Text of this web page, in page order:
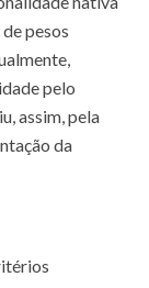
pesos
pelo
assim, pela
da